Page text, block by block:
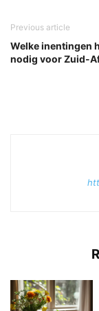
Previous article
Welke inentingen
nodig voor Zuid-